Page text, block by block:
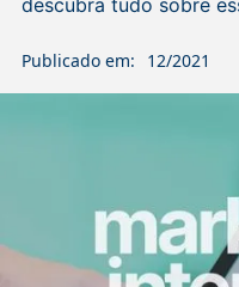
descubra tudo sobre
Publicado em: 12/2021